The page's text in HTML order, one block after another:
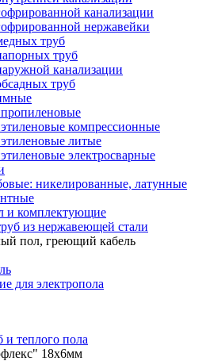
канализации
нержавейки
труб
труб
канализации
труб
компрессионные
литые
электросварные
никелированные, латунные
и комплектующие
из нержавеющей стали
пол, греющий кабель
для электропола
и теплого пола
18х6мм